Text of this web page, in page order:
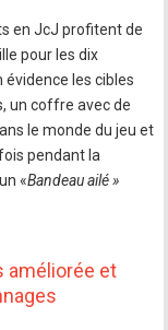
en JcJ profitent de
pour les dix
les cibles
un coffre avec de
le monde du jeu et
pendant la
«Bandeau ailé »
améliorée et